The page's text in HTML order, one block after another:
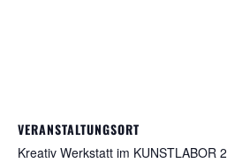
VERANSTALTUNGSORT
Kreativ Werkstatt im KUNSTLABOR 2